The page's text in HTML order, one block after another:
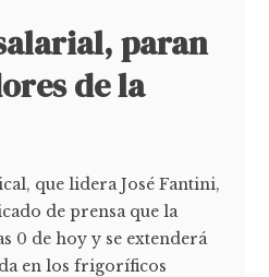
paran
de la
que lidera José Fantini,
de prensa que la
0 de hoy y se extenderá
en los frigoríficos